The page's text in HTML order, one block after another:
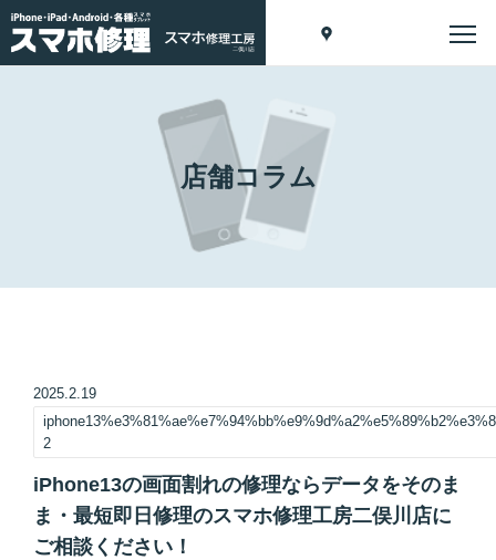
店舗コラム
2025.2.19
2
iPhone13の画面割れの修理ならデータをそのま
ま・最短即日修理のスマホ修理工房二俣川店に
ご相談ください！